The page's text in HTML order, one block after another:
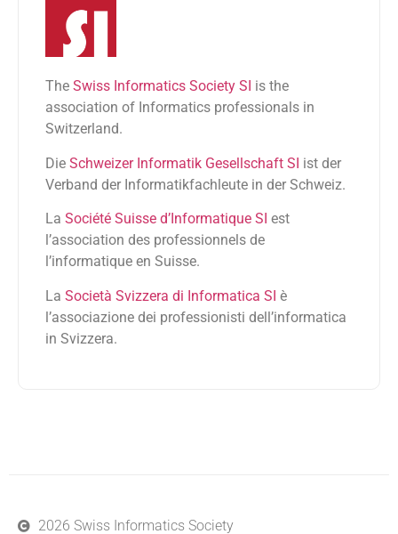
The Swiss Informatics Society SI is the
association of Informatics professionals in
Switzerland.
Die Schweizer Informatik Gesellschaft SI ist der
Verband der Informatikfachleute in der Schweiz.
La Société Suisse d’Informatique SI est
l’association des professionnels de
l’informatique en Suisse.
La Società Svizzera di Informatica SI è
l’associazione dei professionisti dell’informatica
in Svizzera.
2026 Swiss Informatics Society